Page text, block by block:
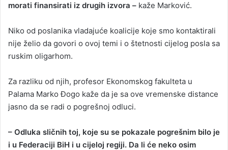
morati finansirati iz drugih izvora – kaže Marković.
Niko od poslanika vladajuće koalicije koje smo kontaktirali
nije želio da govori o ovoj temi i o štetnosti cijelog posla sa
ruskim oligarhom.
Za razliku od njih, profesor Ekonomskog fakulteta u
Palama Marko Đogo kaže da je sa ove vremenske distance
jasno da se radi o pogrešnoj odluci.
– Odluka sličnih toj, koje su se pokazale pogrešnim bilo je
i u Federaciji BiH i u cijeloj regiji. Da li će neko osim